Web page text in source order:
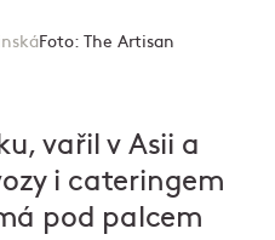
Foto: The Artisan
vařil v Asii a
i cateringem
pod palcem